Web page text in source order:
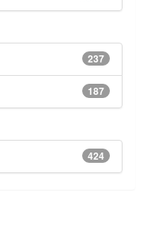
237
187
424